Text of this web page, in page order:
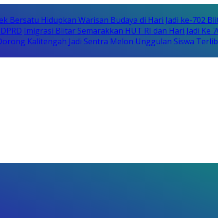
Bersatu Hidupkan Warisan Budaya di Hari Jadi ke-702
Imigrasi Blitar Semarakkan HUT RI dan Hari Jadi Ke
Kalitengah Jadi Sentra Melon Unggulan Siswa